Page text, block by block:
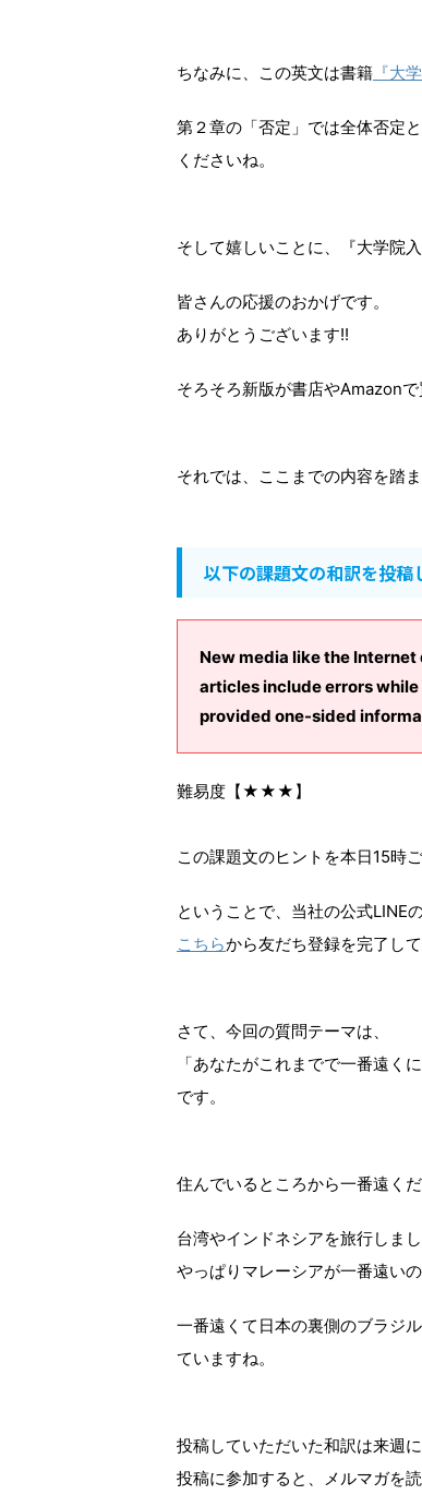
ちなみに、この英文は書籍 『大
第２章の「否定」では全体否定
くださいね。
そして嬉しいことに、『大学院
皆さんの応援のおかげです。
ありがとうございます!!
そろそろ新版が書店やAmazon
それでは、ここまでの内容を踏
以下の課題文の和訳を投稿
New media like the
articles include errors while
provided one-sided
難易度【★★★】
この課題文のヒントを本日15時
ということで、当社の公式LINE
こちらから友だち登録を完了して
さて、今回の質問テーマは、
「あなたがこれまでで一番遠く
です。
住んでいるところから一番遠く
台湾やインドネシアを旅行しまし
やっぱりマレーシアが一番遠いの
一番遠くて日本の裏側のブラジ
ていますね。
投稿していただいた和訳は来週
投稿に参加すると、メルマガを